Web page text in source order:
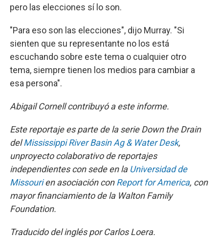
pero las elecciones sí lo son.
"Para eso son las elecciones", dijo Murray. "Si
sienten que su representante no los está
escuchando sobre este tema o cualquier otro
tema, siempre tienen los medios para cambiar a
esa persona".
Abigail Cornell contribuyó a este informe.
Este reportaje es parte de la serie Down the Drain
delMississippi River Basin Ag & Water Desk,
unproyecto colaborativo de reportajes
independientes con sede en la Universidad de
Missourien asociación conReport for America, con
mayor financiamiento de la Walton Family
Foundation.
Traducido del inglés por Carlos Loera.